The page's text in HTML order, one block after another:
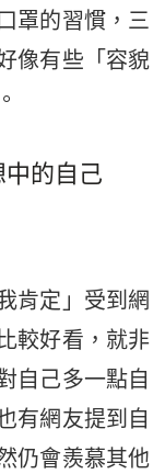
罩的習慣，三
像有些「容貌
的自己
肯定」受到網
較好看，就非
自己多一點自
有網友提到自
仍會羨慕其他